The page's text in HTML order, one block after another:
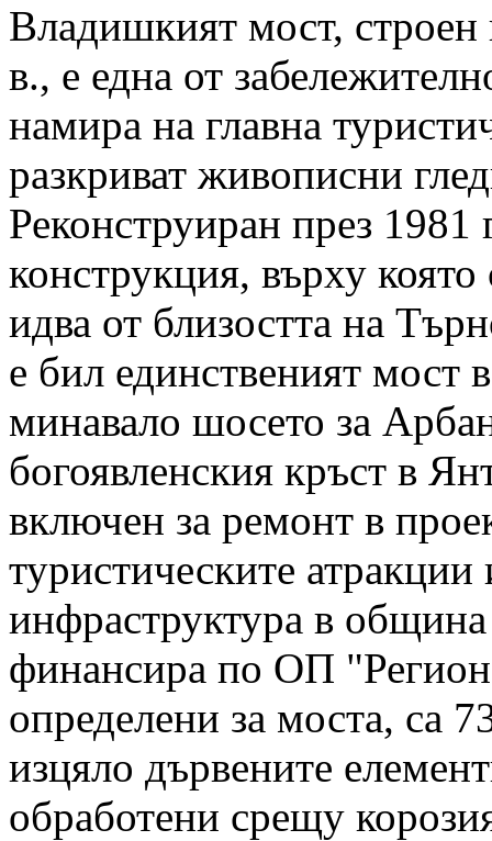
Владишкият мост,
в., е една от
намира на главна
разкриват живописни
Реконструиран през
конструкция, върху
идва от близостта на
е бил единственият мост
минавало шосето за
богоявленския кръст в
включен за ремонт в
туристическите атракции
инфраструктура в
финансира по ОП
определени за моста, са
изцяло дървените
обработени срещу